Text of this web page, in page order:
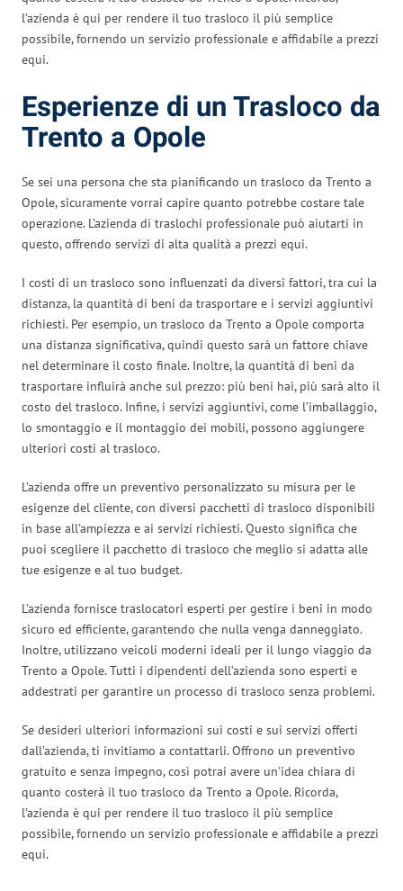
l’azienda è qui per rendere il tuo trasloco il più semplice
possibile, fornendo un servizio professionale e affidabile a prezzi
equi.
Esperienze di un Trasloco da
Trento a Opole
Se sei una persona che sta pianificando un trasloco da Trento a
Opole, sicuramente vorrai capire quanto potrebbe costare tale
operazione. L’azienda di traslochi professionale può aiutarti in
questo, offrendo servizi di alta qualità a prezzi equi.
I costi di un trasloco sono influenzati da diversi fattori, tra cui la
distanza, la quantità di beni da trasportare e i servizi aggiuntivi
richiesti. Per esempio, un trasloco da Trento a Opole comporta
una distanza significativa, quindi questo sarà un fattore chiave
nel determinare il costo finale. Inoltre, la quantità di beni da
trasportare influirà anche sul prezzo: più beni hai, più sarà alto il
costo del trasloco. Infine, i servizi aggiuntivi, come l’imballaggio,
lo smontaggio e il montaggio dei mobili, possono aggiungere
ulteriori costi al trasloco.
L’azienda offre un preventivo personalizzato su misura per le
esigenze del cliente, con diversi pacchetti di trasloco disponibili
in base all’ampiezza e ai servizi richiesti. Questo significa che
puoi scegliere il pacchetto di trasloco che meglio si adatta alle
tue esigenze e al tuo budget.
L’azienda fornisce traslocatori esperti per gestire i beni in modo
sicuro ed efficiente, garantendo che nulla venga danneggiato.
Inoltre, utilizzano veicoli moderni ideali per il lungo viaggio da
Trento a Opole. Tutti i dipendenti dell’azienda sono esperti e
addestrati per garantire un processo di trasloco senza problemi.
Se desideri ulteriori informazioni sui costi e sui servizi offerti
dall’azienda, ti invitiamo a contattarli. Offrono un preventivo
gratuito e senza impegno, così potrai avere un’idea chiara di
quanto costerà il tuo trasloco da Trento a Opole. Ricorda,
l’azienda è qui per rendere il tuo trasloco il più semplice
possibile, fornendo un servizio professionale e affidabile a prezzi
equi.